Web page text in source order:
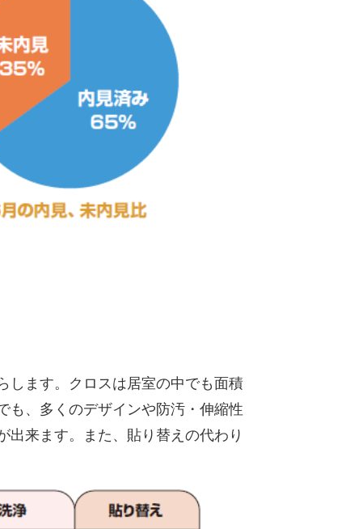
します。クロスは居室の中でも面積
も、多くのデザインや防汚・伸縮性
来ます。また、貼り替えの代わり